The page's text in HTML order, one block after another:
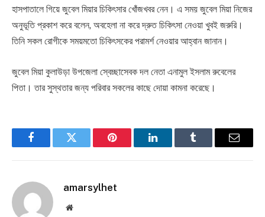
হাসপাতালে গিয়ে জুবেল মিয়ার চিকিৎসার খোঁজখবর নেন। এ সময় জুবেল মিয়া নিজের
অনুভূতি প্রকাশ করে বলেন, অবহেলা না করে দ্রুত চিকিৎসা নেওয়া খুবই জরুরি।
তিনি সকল রোগীকে সময়মতো চিকিৎসকের পরামর্শ নেওয়ার আহ্বান জানান।
জুবেল মিয়া কুলাউড়া উপজেলা স্বেচ্ছাসেবক দল নেতা এনামুল ইসলাম রুবেলের
পিতা। তার সুস্থতার জন্য পরিবার সকলের কাছে দোয়া কামনা করেছে।
FacebookTwitter Pinterest LinkedInTumblr Email
amarsylhet
Website